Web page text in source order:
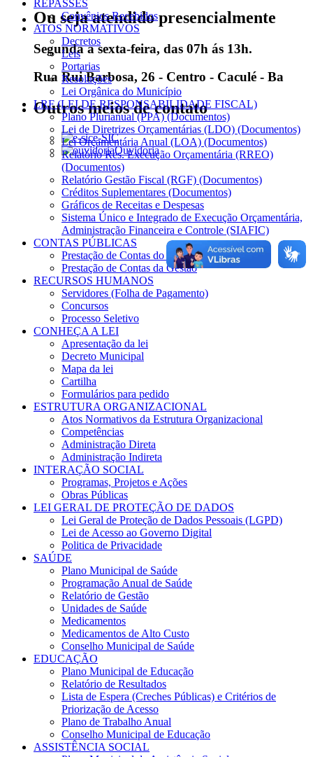
Ou seja atendido presencialmente
Segunda a sexta-feira, das 07h ás 13h.
Rua Rui Barbosa, 26 - Centro - Caculé - Ba
Outros meios de contato
e-SIC
Ouvidoria
REPASSES
Convênios Recebidos
ATOS NORMATIVOS
Decretos
Leis
Portarias
Resoluções
Lei Orgânica do Município
LRF (LEI DE RESPONSABILIDADE FISCAL)
Plano Plurianual (PPA) (Documentos)
Lei de Diretrizes Orçamentárias (LDO) (Documentos)
Lei Orçamentária Anual (LOA) (Documentos)
Relatório Res. Execução Orçamentária (RREO)
(Documentos)
Relatório Gestão Fiscal (RGF) (Documentos)
Créditos Suplementares (Documentos)
Gráficos de Receitas e Despesas
Sistema Único e Integrado de Execução Orçamentária,
Administração Financeira e Controle (SIAFIC)
CONTAS PÚBLICAS
Prestação de Contas do Governo
Prestação de Contas da Gestão
RECURSOS HUMANOS
Servidores (Folha de Pagamento)
Concursos
Processo Seletivo
CONHEÇA A LEI
Apresentação da lei
Decreto Municipal
Mapa da lei
Cartilha
Formulários para pedido
ESTRUTURA ORGANIZACIONAL
Atos Normativos da Estrutura Organizacional
Competências
Administração Direta
Administração Indireta
INTERAÇÃO SOCIAL
Programas, Projetos e Ações
Obras Públicas
LEI GERAL DE PROTEÇÃO DE DADOS
Lei Geral de Proteção de Dados Pessoais (LGPD)
Lei de Acesso ao Governo Digital
Politica de Privacidade
SAÚDE
Plano Municipal de Saúde
Programação Anual de Saúde
Relatório de Gestão
Unidades de Saúde
Medicamentos
Medicamentos de Alto Custo
Conselho Municipal de Saúde
EDUCAÇÃO
Plano Municipal de Educação
Relatório de Resultados
Lista de Espera (Creches Públicas) e Critérios de
Priorização de Acesso
Plano de Trabalho Anual
Conselho Municipal de Educação
ASSISTÊNCIA SOCIAL